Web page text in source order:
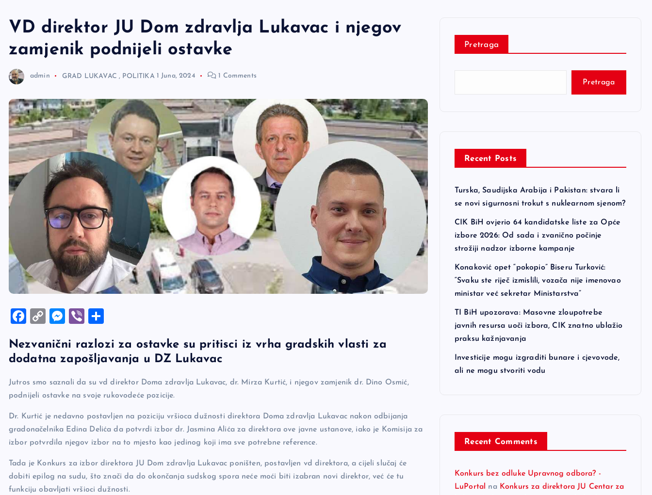
VD direktor JU Dom zdravlja Lukavac i njegov
zamjenik podnijeli ostavke
admin GRAD LUKAVAC , POLITIKA 1 Juna, 2024 1 Comments
F
c
e
b
o
k
C
p
y
Li
n
M
se
n
g
er
Vi
er ar
e
Nezvanični razlozi za ostavke su pritisci iz vrha gradskih vlasti za
dodatna zapošljavanja u DZ Lukavac
Jutros smo saznali da su vd direktor Doma zdravlja Lukavac, dr. Mirza Kurtić, i njegov zamjenik dr. Dino Osmić,
podnijeli ostavke na svoje rukovodeće pozicije.
Dr. Kurtić je nedavno postavljen na poziciju vršioca dužnosti direktora Doma zdravlja Lukavac nakon odbijanja
gradonačelnika Edina Delića da potvrdi izbor dr. Jasmina Alića za direktora ove javne ustanove, iako je Komisija za
izbor potvrdila njegov izbor na to mjesto kao jedinog koji ima sve potrebne reference.
Tada je Konkurs za izbor direktora JU Dom zdravlja Lukavac poništen, postavljen vd direktora, a cijeli slučaj će
dobiti epilog na sudu, što znači da do okončanja sudskog spora neće moći biti izabran novi direktor, već će tu
funkciju obavljati vršioci dužnosti.
Pretraga
Pretraga
Recent Posts
Turska, Saudijska Arabija i Pakistan: stvara li
se novi sigurnosni trokut s nuklearnom sjenom?
CIK BiH ovjerio 64 kandidatske liste za Opće
izbore 2026: Od sada i zvanično počinje
strožiji nadzor izborne kampanje
Konaković opet “pokopio” Biseru Turković:
“Svaku ste riječ izmislili, vozača nije imenovao
ministar već sekretar Ministarstva”
TI BiH upozorava: Masovne zloupotrebe
javnih resursa uoči izbora, CIK znatno ublažio
praksu kažnjavanja
Investicije mogu izgraditi bunare i cjevovode,
ali ne mogu stvoriti vodu
Recent Comments
Konkurs bez odluke Upravnog odbora? -
LuPortal
na Konkurs za direktora JU Centar za